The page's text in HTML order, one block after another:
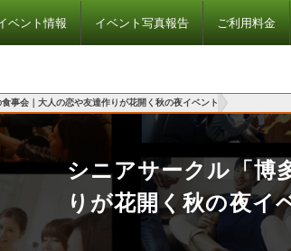
ベント情報 イベント写真報告 ご利用料金
事会｜大人の恋や友達作りが花開く秋の夜イベント
シニアサークル「博
りが花開く秋の夜イ